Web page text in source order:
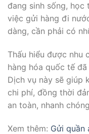
đang sinh sống, học
việc gửi hàng đi
dàng, cần phải có
Thấu hiểu được nhu
hàng hóa quốc tế
Dịch vụ này sẽ giúp
chi phí, đồng thời
an toàn, nhanh
Xem thêm: Gửi quần